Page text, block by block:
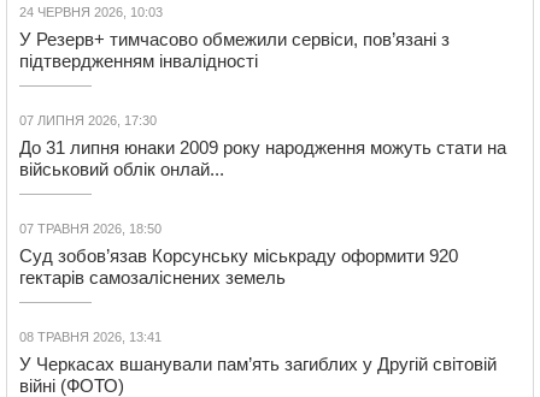
24 ЧЕРВНЯ 2026, 10:03
У Резерв+ тимчасово обмежили сервіси, пов’язані з
підтвердженням інвалідності
07 ЛИПНЯ 2026, 17:30
До 31 липня юнаки 2009 року народження можуть стати на
військовий облік онлай...
07 ТРАВНЯ 2026, 18:50
Суд зобов’язав Корсунську міськраду оформити 920
гектарів самозаліснених земель
08 ТРАВНЯ 2026, 13:41
У Черкасах вшанували пам’ять загиблих у Другій світовій
війні (ФОТО)